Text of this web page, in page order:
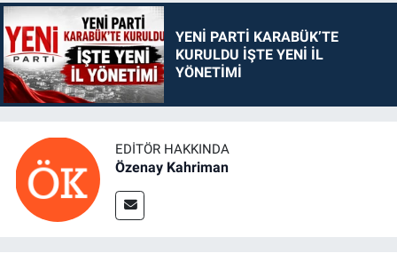
YENİ PARTİ KARABÜK’TE
KURULDU İŞTE YENİ İL
YÖNETİMİ
EDITÖR HAKKINDA
Özenay Kahriman